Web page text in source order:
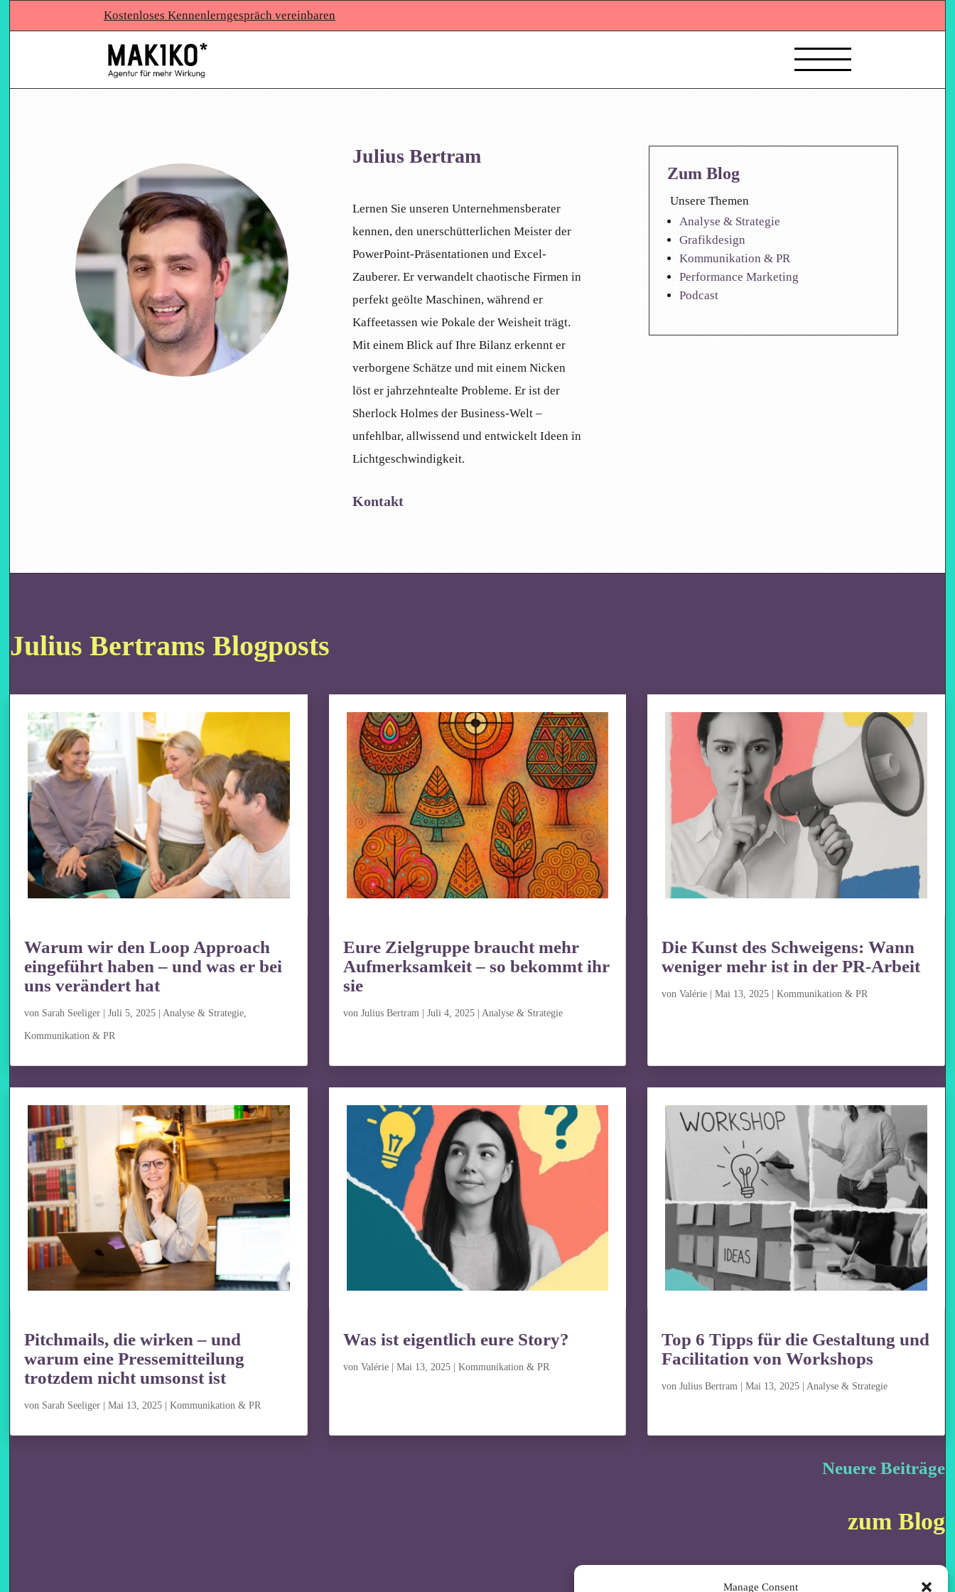
Manage Consent
Kostenloses Kennenlerngespräch vereinbaren
Julius Bertram
Lernen Sie unseren Unternehmensberater
kennen, den unerschütterlichen Meister der
PowerPoint-Präsentationen und Excel-
Zauberer. Er verwandelt chaotische Firmen in
perfekt geölte Maschinen, während er
Kaffeetassen wie Pokale der Weisheit trägt.
Mit einem Blick auf Ihre Bilanz erkennt er
verborgene Schätze und mit einem Nicken
löst er jahrzehntealte Probleme. Er ist der
Sherlock Holmes der Business-Welt –
unfehlbar, allwissend und entwickelt Ideen in
Lichtgeschwindigkeit.
Kontakt
Zum Blog
Unsere Themen
Analyse & Strategie
Grafikdesign
Kommunikation & PR
Performance Marketing
Podcast
Julius Bertrams Blogposts
Warum wir den Loop Approach
eingeführt haben – und was er bei
uns verändert hat
von Sarah Seeliger |Juli 5, 2025 Analyse & Strategie
Kommunikation & PR
Eure Zielgruppe braucht mehr
Aufmerksamkeit – so bekommt ihr
sie
von Julius Bertram Juli 4, 2025| Analyse & Strategie
Die Kunst des Schweigens: Wann
weniger mehr ist in der PR-Arbeit
vonValérie |Mai 13, 2025 |Kommunikation & PR
Pitchmails, die wirken – und
warum eine Pressemitteilung
trotzdem nicht umsonst ist
von Sarah Seeliger |Mai 13, 2025 |Kommunikation & PR
Was ist eigentlich eure Story?
von Valérie| Mai 13, 2025| Kommunikation & PR
Top 6 Tipps für die Gestaltung und
Facilitation von Workshops
vonJulius Bertram |Mai 13, 2025 |Analyse & Strategie
Neuere Beiträge
zum Blog